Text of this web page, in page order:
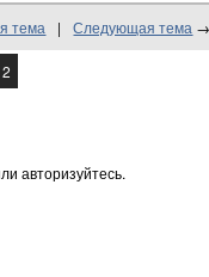
тема | Следующая тема
2
авторизуйтесь.